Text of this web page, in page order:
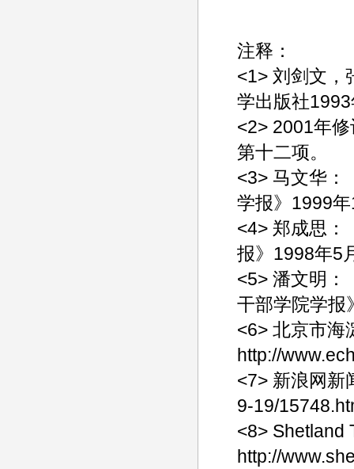
注释：
<1> 刘剑文，
学出版社
<2> 2001年
第十二项。
<3> 马文华：
学报》1999
<4> 郑成思：
报》1998年5
<5> 潘文明：
干部学院学报
<6> 北京市海
http://
<7> 新浪网新
9-19/
<8> Shetland
http://